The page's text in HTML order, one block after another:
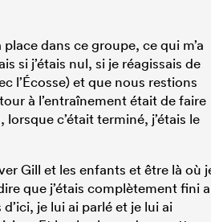
dans ce groupe, ce qui m’a
si j’étais nul, si je réagissais de
l’Écosse) et que nous restions
à l’entraînement était de faire
c’était terminé, j’étais le
Gill et les enfants et être là où
que j’étais complètement fini a
je lui ai parlé et je lui ai